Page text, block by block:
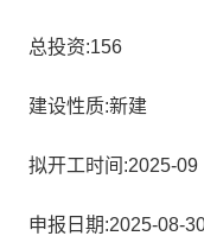
总投资:156
建设性质:新建
拟开工时间:2025-09
申报日期:2025-08-